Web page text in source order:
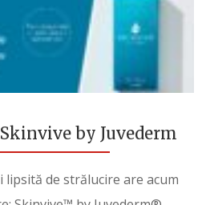
by Juvederm
lipsită de strălucire are acum